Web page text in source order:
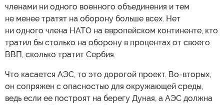
членами ни одного военного объединения и тем
не менее тратят на оборону больше всех. Нет
ни одного члена НАТО на европейском континенте, кто
тратил бы столько на оборону в процентах от своего
ВВП, сколько тратит Сербия.
Что касается АЭС, то это дорогой проект. Во-вторых,
он сопряжен с опасностью для окружающей среды,
ведь если ее построят на берегу Дуная, а АЭС должна